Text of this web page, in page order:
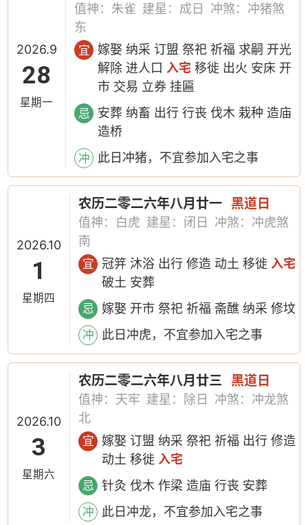
2026.9
28
星期一
值神：朱雀 建星：成日
冲煞：冲猪煞
东
宜
嫁娶 纳采 订盟 祭祀 祈福 求嗣 开光
解除 进人口入宅 移徙 出火 安床 开
市 交易 立券 挂匾
忌
安葬 纳畜 出行 行丧 伐木 栽种 造庙
造桥
冲 此日冲猪，不宜参加入宅之事
2026.10
1
星期四
农历二零二六年八月廿一 黑道日
值神：白虎 建星：闭日
冲煞：冲虎煞
南
宜 冠笄 沐浴 出行 修造 动土 移徙 入宅
破土 安葬
忌 嫁娶 开市 祭祀 祈福 斋醮 纳采 修坟
冲 此日冲虎，不宜参加入宅之事
2026.10
3
星期六
农历二零二六年八月廿三 黑道日
值神：天牢 建星：除日
冲煞：冲龙煞
北
宜
嫁娶 订盟 纳采 祭祀 祈福 出行 修造
动土 移徙 入宅
忌 针灸 伐木 作梁 造庙 行丧 安葬
冲 此日冲龙，不宜参加入宅之事